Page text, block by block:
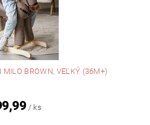
MILO BROWN, VEĽKÝ (36M+)
/ ks